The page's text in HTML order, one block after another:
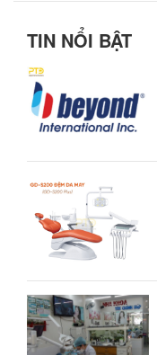
TIN NỔI BẬT